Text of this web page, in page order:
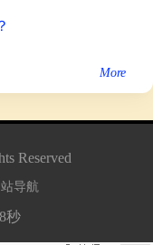
More
Reserved
导航
秒